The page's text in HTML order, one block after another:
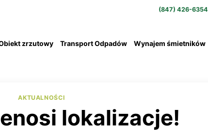
(847) 426-6354
zrzutowy Transport Odpadów Wynajem śmietników
AKTUALNOŚCI
lokalizacje!